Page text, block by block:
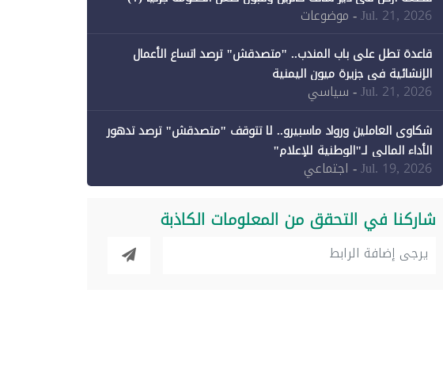
Jul. 21, 2026- موضوعات
قاعدة تطل على باب المندب.. "متصدقش" ترصد اتساع الأعمال
الإنشائية في جزيرة ميون اليمنية
Jul. 21, 2026- سياسي
شكاوى العاملين ورواد ماسبيرو.. لا تتوقف "متصدقش" ترصد تدهور
الأداء المالي لـ"الوطنية للإعلام"
Jul. 19, 2026- اجتماعي
شاركنا في التحقق من المعلومات الكاذبة